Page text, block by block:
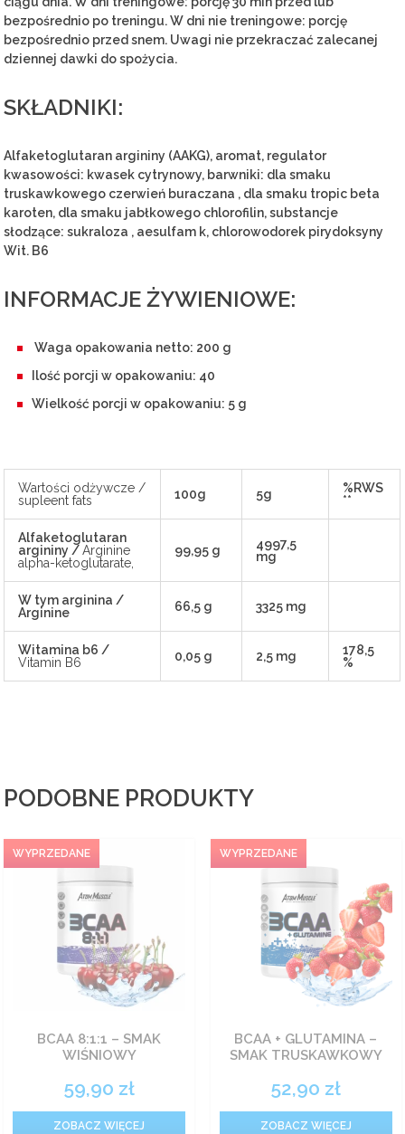
bezpośrednio po treningu. W dni nie treningowe: porcję
bezpośrednio przed snem. Uwagi nie przekraczać zalecanej
dziennej dawki do spożycia.
SKŁADNIKI:
Alfaketoglutaran argininy (AAKG), aromat, regulator
kwasowości: kwasek cytrynowy, barwniki: dla smaku
truskawkowego czerwień buraczana , dla smaku tropic beta
karoten, dla smaku jabłkowego chlorofilin, substancje
słodzące: sukraloza , aesulfam k, chlorowodorek pirydoksyny
Wit. B6
INFORMACJE ŻYWIENIOWE:
Waga opakowania netto: 200 g
Ilość porcji w opakowaniu: 40
Wielkość porcji w opakowaniu: 5 g
Wartości odżywcze /
supleent fats
100g 5g
%RWS
**
Alfaketoglutaran
argininy /Arginine
alpha-ketoglutarate,
99,95 g
4997,5
mg
W tym arginina /
Arginine
66,5 g 3325 mg
Witamina b6 /
Vitamin B6
0,05 g 2,5 mg
178,5
%
PODOBNE PRODUKTY
BCAA 8:1:1 – SMAK
WIŚNIOWY
59,90 zł
ZOBACZ WIĘCEJ
BCAA + GLUTAMINA –
SMAK TRUSKAWKOWY
52,90 zł
ZOBACZ WIĘCEJ